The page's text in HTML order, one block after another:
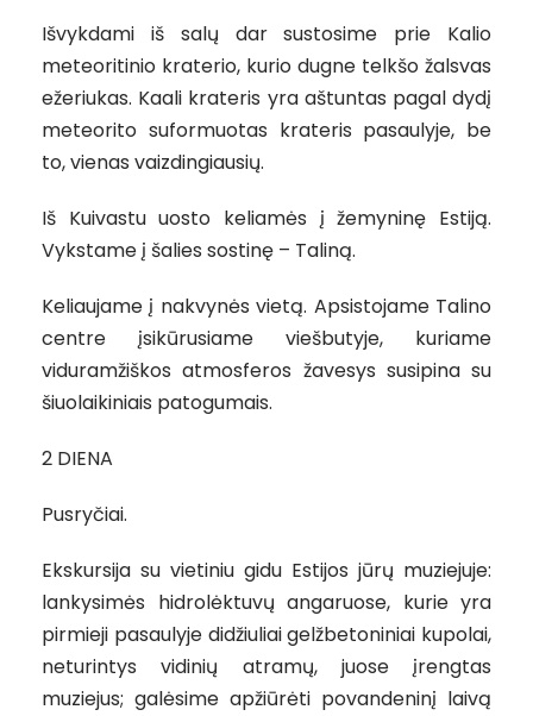
Išvykdami iš salų dar sustosime prie Kalio
meteoritinio kraterio, kurio dugne telkšo žalsvas
ežeriukas. Kaali krateris yra aštuntas pagal dydį
meteorito suformuotas krateris pasaulyje, be
to, vienas vaizdingiausių.
Iš Kuivastu uosto keliamės į žemyninę Estiją.
Vykstame į šalies sostinę – Taliną.
Keliaujame į nakvynės vietą. Apsistojame Talino
centre įsikūrusiame viešbutyje, kuriame
viduramžiškos atmosferos žavesys susipina su
šiuolaikiniais patogumais.
2 DIENA
Pusryčiai.
Ekskursija su vietiniu gidu Estijos jūrų muziejuje:
lankysimės hidrolėktuvų angaruose, kurie yra
pirmieji pasaulyje didžiuliai gelžbetoniniai kupolai,
neturintys vidinių atramų, juose įrengtas
muziejus; galėsime apžiūrėti povandeninį laivą